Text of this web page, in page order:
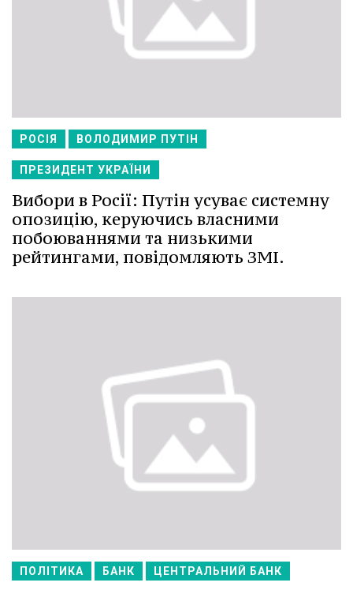
РОСІЯ ВОЛОДИМИР ПУТІН
ПРЕЗИДЕНТ УКРАЇНИ
Вибори в Росії: Путін усуває системну
опозицію, керуючись власними
побоюваннями та низькими
рейтингами, повідомляють ЗМІ.
ПОЛІТИКА БАНК ЦЕНТРАЛЬНИЙ БАНК